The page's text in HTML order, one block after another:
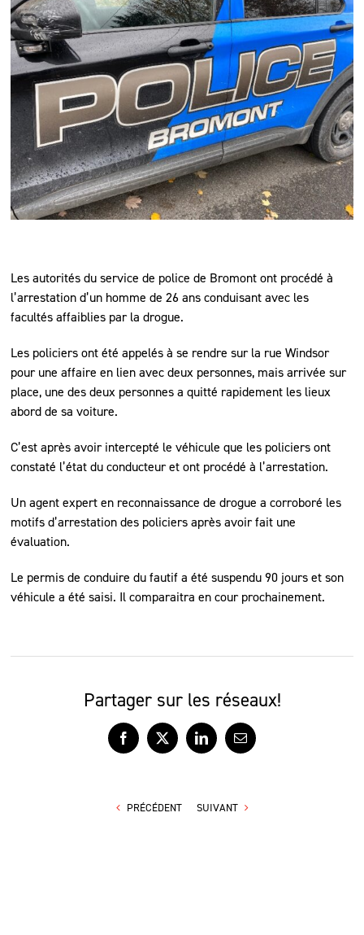
Les autorités du service de police de Bromont ont procédé à
l’arrestation d’un homme de 26 ans conduisant avec les
facultés affaiblies par la drogue.
Les policiers ont été appelés à se rendre sur la rue Windsor
pour une affaire en lien avec deux personnes, mais arrivée sur
place, une des deux personnes a quitté rapidement les lieux
abord de sa voiture.
C’est après avoir intercepté le véhicule que les policiers ont
constaté l’état du conducteur et ont procédé à l’arrestation.
Un agent expert en reconnaissance de drogue a corroboré les
motifs d’arrestation des policiers après avoir fait une
évaluation.
Le permis de conduire du fautif a été suspendu 90 jours et son
véhicule a été saisi. Il comparaitra en cour prochainement.
Partager sur les réseaux!
Facebook
X LinkedInCourriel
PRÉCÉDENT SUIVANT